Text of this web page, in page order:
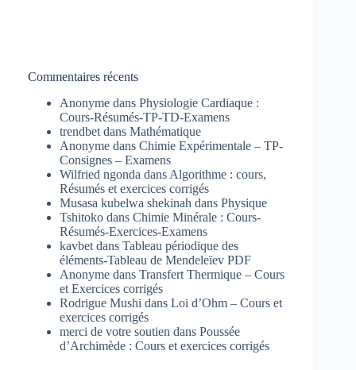
Commentaires récents
Anonyme dans Physiologie Cardiaque :
Cours-Résumés-TP-TD-Examens
trendbet dans Mathématique
Anonyme dans Chimie Expérimentale – TP-
Consignes – Examens
Wilfried ngonda dans Algorithme : cours,
Résumés et exercices corrigés
Musasa kubelwa shekinah dans Physique
Tshitoko dans Chimie Minérale : Cours-
Résumés-Exercices-Examens
kavbet dans Tableau périodique des
éléments-Tableau de Mendeleïev PDF
Anonyme dans Transfert Thermique – Cours
et Exercices corrigés
Rodrigue Mushi dans Loi d’Ohm – Cours et
exercices corrigés
merci de votre soutien dans Poussée
d’Archimède : Cours et exercices corrigés